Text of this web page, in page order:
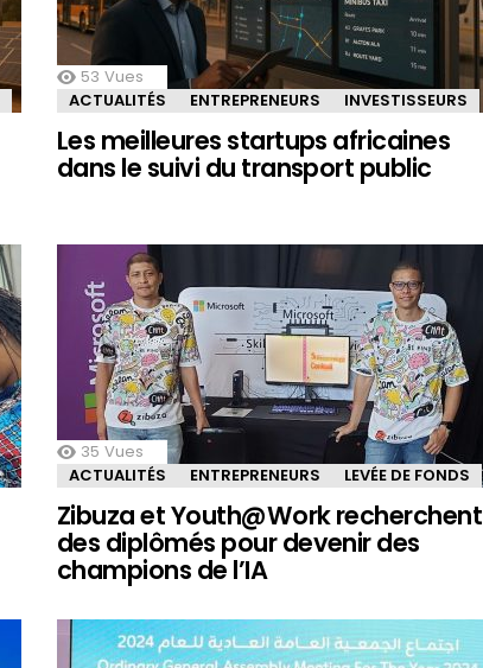
53 Vues
ACTUALITÉS
ENTREPRENEURS INVESTISSEURS
Les meilleures startups africaines
dans le suivi du transport public
35 Vues
ACTUALITÉS
ENTREPRENEURS LEVÉE DE FONDS
Zibuza et Youth@Work recherchent
des diplômés pour devenir des
champions de l’IA